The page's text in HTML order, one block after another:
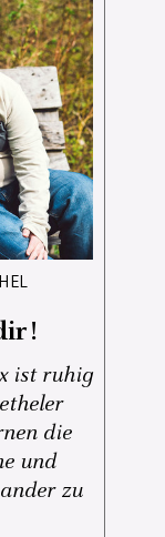
ist ruhig
die
und
zu